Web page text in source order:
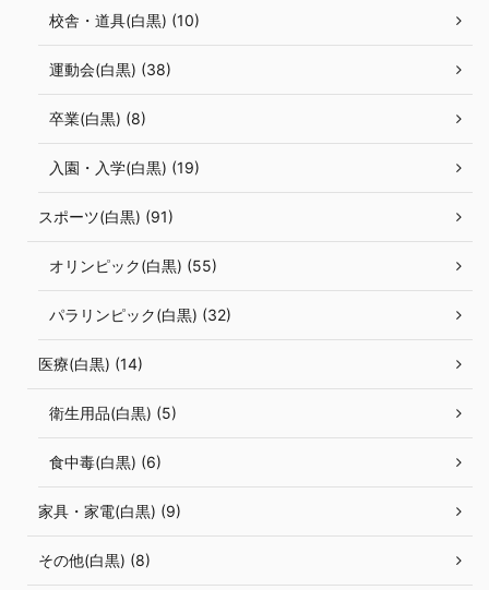
校舎・道具(白黒) (10)
運動会(白黒) (38)
卒業(白黒) (8)
入園・入学(白黒) (19)
スポーツ(白黒) (91)
オリンピック(白黒) (55)
パラリンピック(白黒) (32)
医療(白黒) (14)
衛生用品(白黒) (5)
食中毒(白黒) (6)
家具・家電(白黒) (9)
その他(白黒) (8)